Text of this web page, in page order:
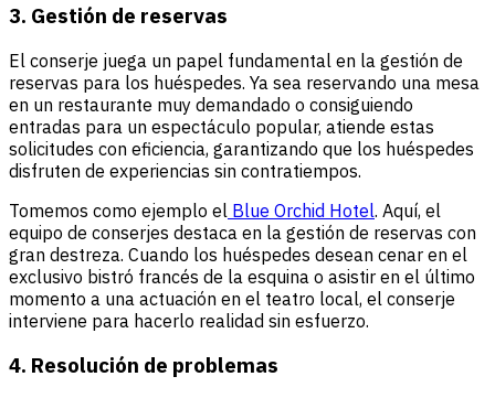
3. Gestión de reservas
El conserje juega un papel fundamental en la gestión de
reservas para los huéspedes. Ya sea reservando una mesa
en un restaurante muy demandado o consiguiendo
entradas para un espectáculo popular, atiende estas
solicitudes con eficiencia, garantizando que los huéspedes
disfruten de experiencias sin contratiempos.
Tomemos como ejemplo el Blue Orchid Hotel. Aquí, el
equipo de conserjes destaca en la gestión de reservas con
gran destreza. Cuando los huéspedes desean cenar en el
exclusivo bistró francés de la esquina o asistir en el último
momento a una actuación en el teatro local, el conserje
interviene para hacerlo realidad sin esfuerzo.
4. Resolución de problemas